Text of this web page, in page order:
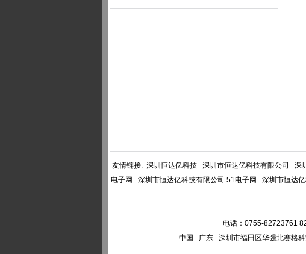
友情链接: 深圳恒达亿科技 深圳市恒达亿科技有限公司 深
电子网
深圳市恒达亿科技有限公司 51电子网 深圳市恒达
电话：0755-82723761
中国 广东 深圳市福田区华强北赛格科